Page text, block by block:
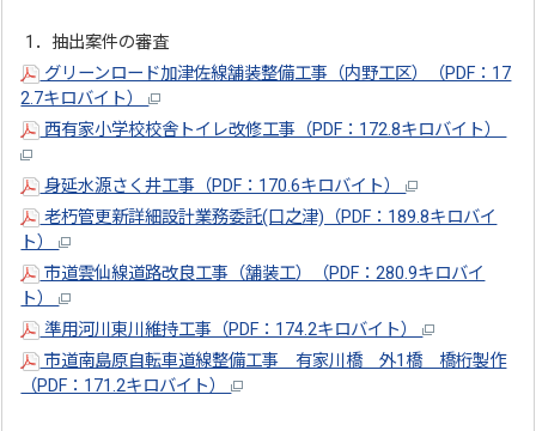
1．抽出案件の審査
グリーンロード加津佐線舗装整備工事（内野工区）（PDF：17
2.7キロバイト）
西有家小学校校舎トイレ改修工事（PDF：172.8キロバイト）
身延水源さく井工事（PDF：170.6キロバイト）
老朽管更新詳細設計業務委託(口之津)（PDF：189.8キロバイ
ト）
市道雲仙線道路改良工事（舗装工）（PDF：280.9キロバイ
ト）
準用河川東川維持工事（PDF：174.2キロバイト）
市道南島原自転車道線整備工事 有家川橋 外1橋 橋桁製作
（PDF：171.2キロバイト）